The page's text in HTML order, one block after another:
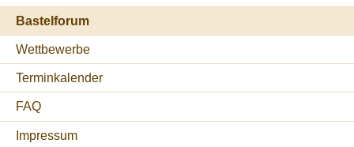
Bastelforum
Wettbewerbe
Terminkalender
FAQ
Impressum